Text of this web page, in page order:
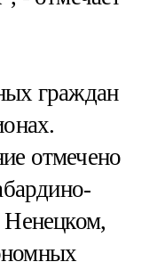
граждан
отмечено
Ненецком,